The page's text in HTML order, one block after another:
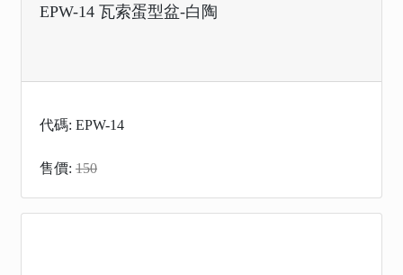
EPW-14 瓦索蛋型盆-白陶
代碼: EPW-14
售價: 150